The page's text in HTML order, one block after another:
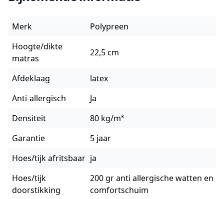
Merk
Polypreen
Hoogte/dikte
matras
22,5 cm
Afdeklaag
latex
Anti-allergisch
Ja
Densiteit
80 kg/m³
Garantie
5 jaar
Hoes/tijk afritsbaar ja
Hoes/tijk
doorstikking
200 gr anti allergische watten en
comfortschuim